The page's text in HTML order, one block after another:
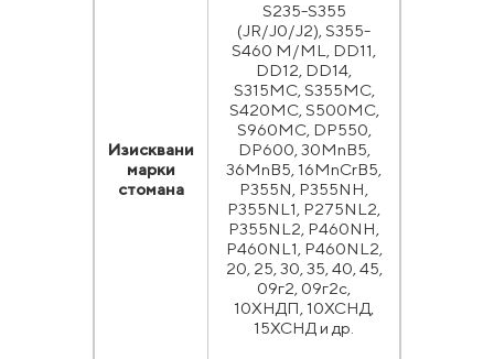
Изисквани
марки
стомана
S235-S355
(JR/J0/J2), S355-
S460 M/ML, DD11,
DD12, DD14,
S315MC, S355MC,
S420MC, S500MC,
S960MC, DP550,
DP600, 30MnB5,
36MnB5, 16MnCrB5,
P355N, P355NH,
P355NL1, P275NL2,
P355NL2, P460NH,
P460NL1, P460NL2,
20, 25, 30, 35, 40, 45,
09г2, 09г2с,
10ХНДП, 10ХСНД,
15ХСНД и др.